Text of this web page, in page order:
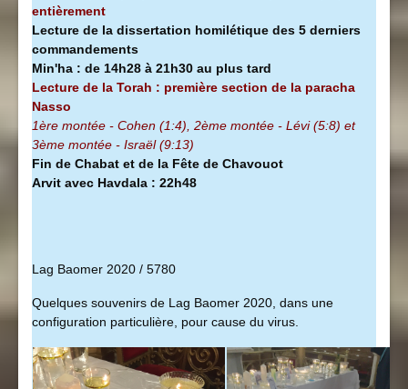
entièrement
Lecture de la dissertation homilétique des 5 derniers
commandements
Min'ha : de 14h28 à 21h30 au plus tard
Lecture de la Torah : première section de la paracha
Nasso
1ère montée - Cohen (1:4), 2ème montée - Lévi (5:8) et
3ème montée - Israël (9:13)
Fin de Chabat et de la Fête de Chavouot
Arvit avec Havdala : 22h48
Lag Baomer 2020 / 5780
Quelques souvenirs de Lag Baomer 2020, dans une
configuration particulière, pour cause du virus.